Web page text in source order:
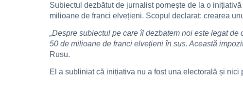
Subiectul dezbătut de jurnalist pornește de la o
milioane de franci elvețieni. Scopul declarat: crearea
„Despre subiectul pe care îl dezbatem noi este legat
50 de milioane de franci elvețieni în sus. Această
Rusu.
El a subliniat că inițiativa nu a fost una electorală și